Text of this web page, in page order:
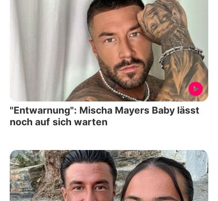
"Entwarnung": Mischa Mayers Baby lässt
noch auf sich warten